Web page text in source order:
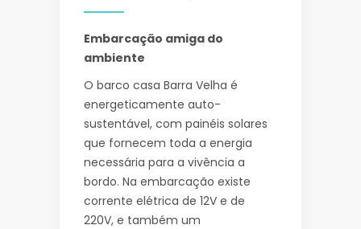
Embarcação amiga do
ambiente
O barco casa Barra Velha é
energeticamente auto-
sustentável, com painéis solares
que fornecem toda a energia
necessária para a vivência a
bordo. Na embarcação existe
corrente elétrica de 12V e de
220V, e também um